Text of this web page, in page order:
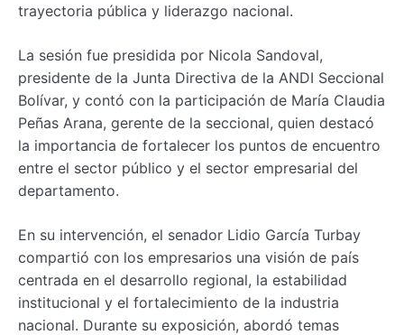
trayectoria pública y liderazgo nacional.
La sesión fue presidida por Nicola Sandoval,
presidente de la Junta Directiva de la ANDI Seccional
Bolívar, y contó con la participación de María Claudia
Peñas Arana, gerente de la seccional, quien destacó
la importancia de fortalecer los puntos de encuentro
entre el sector público y el sector empresarial del
departamento.
En su intervención, el senador Lidio García Turbay
compartió con los empresarios una visión de país
centrada en el desarrollo regional, la estabilidad
institucional y el fortalecimiento de la industria
nacional. Durante su exposición, abordó temas